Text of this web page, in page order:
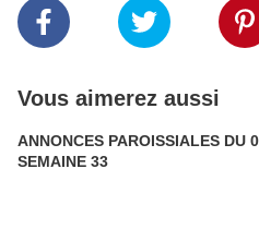
Vous aimerez aussi
ANNONCES PAROISSIALES DU
SEMAINE 33